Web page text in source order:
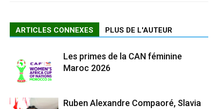
ARTICLES CONNEXES PLUS DE L'AUTEUR
Les primes de la CAN féminine
Maroc 2026
Ruben Alexandre Compaoré, Slavia